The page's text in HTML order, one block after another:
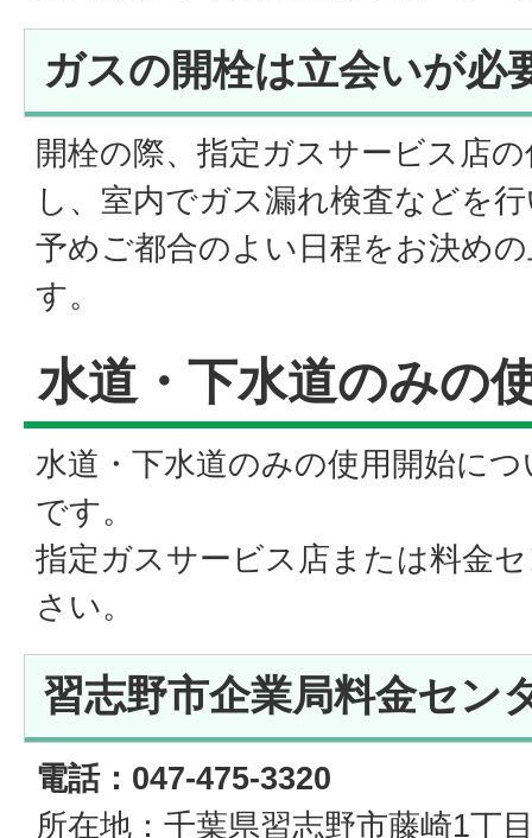
ガスの開栓は立会いが必
開栓の際、指定ガスサービス店
し、室内でガス漏れ検査などを
予めご都合のよい日程をお決め
す。
水道・下水道のみの
水道・下水道のみの使用開始に
です。
指定ガスサービス店または料金
さい。
習志野市企業局料金セン
電話：047-475-3320
所在地：千葉県習志野市藤崎1丁